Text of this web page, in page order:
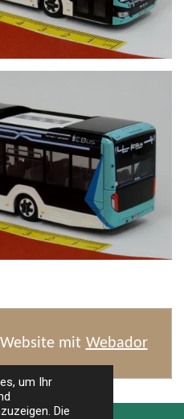
um Ihr
Die
mit Webador